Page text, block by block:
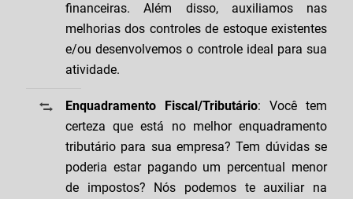
financeiras. Além disso, auxiliamos nas
melhorias dos controles de estoque existentes
e/ou desenvolvemos o controle ideal para sua
atividade.
Enquadramento Fiscal/Tributário: Você tem
certeza que está no melhor enquadramento
tributário para sua empresa? Tem dúvidas se
poderia estar pagando um percentual menor
de impostos? Nós podemos te auxiliar na